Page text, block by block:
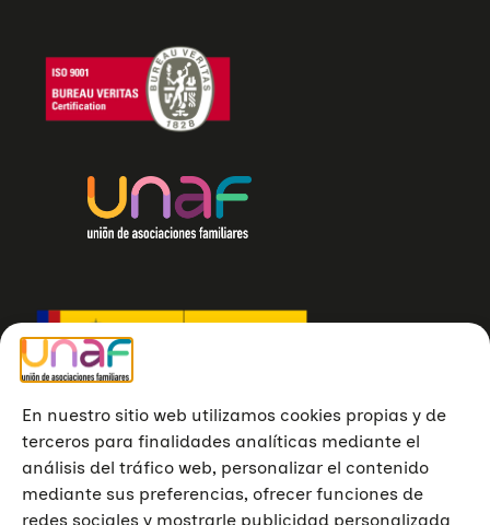
En nuestro sitio web utilizamos cookies propias y de
terceros para finalidades analíticas mediante el
análisis del tráfico web, personalizar el contenido
mediante sus preferencias, ofrecer funciones de
redes sociales y mostrarle publicidad personalizada